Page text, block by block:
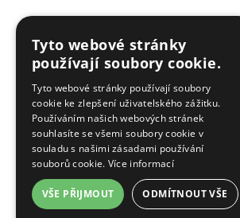
Tyto webové stránky
používají soubory cookie.
Tyto webové stránky používají soubory
cookie ke zlepšení uživatelského zážitku.
Používáním našich webových stránek
souhlasíte se všemi soubory cookie v
souladu s našimi zásadami používání
souborů cookie. Více informací
VŠE PŘIJMOUT ODMÍTNOUT VŠE